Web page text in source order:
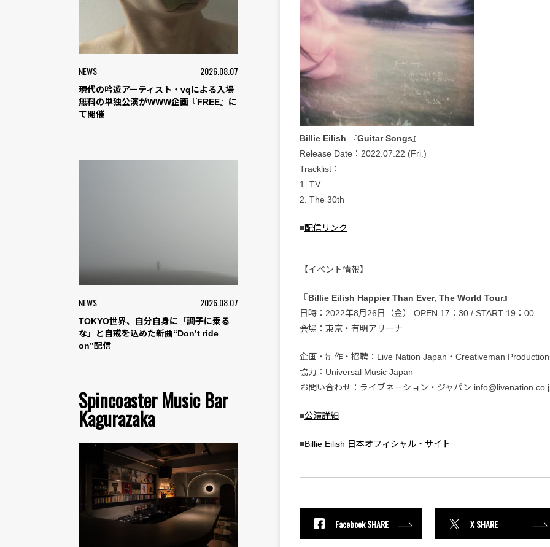
NEWS 2026.08.07
現代の吟遊アーティスト・vqによる入場
無料の単独公演がWWW企画『FREE』に
て開催
NEWS 2026.08.07
TOKYO世界、自分自身に「調子に乗る
な」と自戒を込めた新曲“Don’t ride
on”配信
Spincoaster Music Bar
Kagurazaka
Billie Eilish 『Guitar Songs』
Release Date：2022.07.22 (Fri.)
Tracklist：
1. TV
2. The 30th
■配信リンク
【イベント情報】
『Billie Eilish Happier Than Ever, The World Tour』
日時：2022年8月26日（金） OPEN 17：30 / START 19：00
会場：東京・有明アリーナ
企画・制作・招聘：Live Nation Japan・Creativeman
協力：Universal Music Japan
お問い合わせ：ライブネーション・ジャパン
■公演詳細
■Billie Eilish 日本オフィシャル・サイト
Facebook SHARE X SHARE